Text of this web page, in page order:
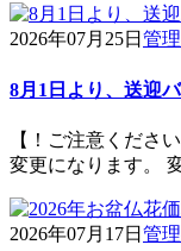
2026年07月25日 管
8月1日より、送迎
【！ご注意くださ
変更になります。
2026年07月17日 管